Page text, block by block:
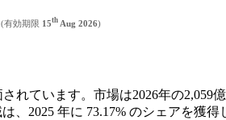
(有効期限 15th Aug 2026)
ています。市場は2026年の2,059
2025 年に 73.17% のシェアを獲